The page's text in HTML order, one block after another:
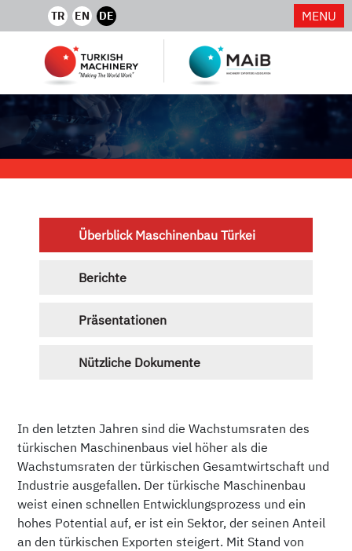
TR EN DE MENU
Überblick Maschinenbau Türkei
Berichte
Präsentationen
Nützliche Dokumente
In den letzten Jahren sind die Wachstumsraten des
türkischen Maschinenbaus viel höher als die
Wachstumsraten der türkischen Gesamtwirtschaft und
Industrie ausgefallen. Der türkische Maschinenbau
weist einen schnellen Entwicklungsprozess und ein
hohes Potential auf, er ist ein Sektor, der seinen Anteil
an den türkischen Exporten steigert. Mit Stand von